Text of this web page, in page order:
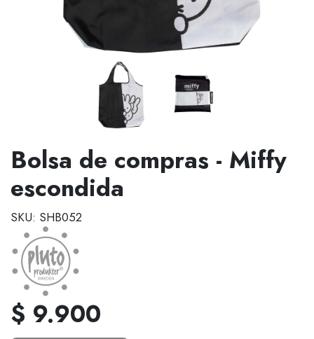
Bolsa de compras - Miffy
escondida
SKU: SHB052
$ 9.900